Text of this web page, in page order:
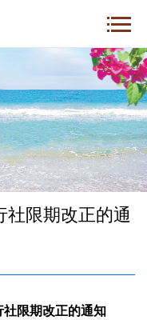
限期改正的通
限期改正的通知